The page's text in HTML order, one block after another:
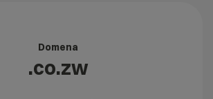
Domena
.co.zw